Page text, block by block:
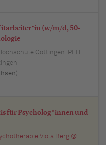
(w/m/d, 50-
Göttingen: PFH
für Psycholog*innen und
Viola Berg @